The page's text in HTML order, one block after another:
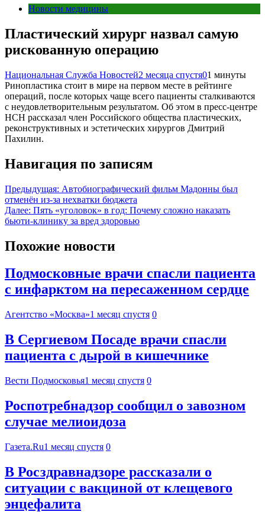
Новости медицины
Пластический хирург назвал самую
рискованную операцию
Национальная Служба Новостей2 месяца спустя01 минуты
Ринопластика стоит в мире на первом месте в рейтинге
операций, после которых чаще всего пациенты сталкиваются
с неудовлетворительным результатом. Об этом в пресс-центре
НСН рассказал член Российского общества пластических,
реконструктивных и эстетических хирургов Дмитрий
Пахилин.
Навигация по записям
Предыдущая: Автобиографический фильм Мадонны был
отменён из-за нехватки бюджета
Далее: Пять «уголовок» в год: Почему сложно наказать
бьюти-клинику за вред здоровью
Похожие новости
Подмосковные врачи спасли пациента
с инфарктом на пересаженном сердце
Агентство «Москва»1 месяц спустя 0
В Сергиевом Посаде врачи спасли
пациента с дырой в кишечнике
Вести Подмосковья1 месяц спустя 0
Роспотребнадзор сообщил о завозном
случае мелиоидоза
Газета.Ru1 месяц спустя 0
В Росздравнадзоре рассказали о
ситуации с вакциной от клещевого
энцефалита